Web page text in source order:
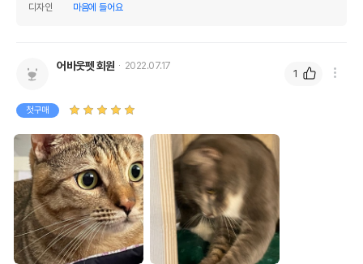
디자인
마음에 들어요
어바웃펫 회원 2022.07.17
첫구매
1